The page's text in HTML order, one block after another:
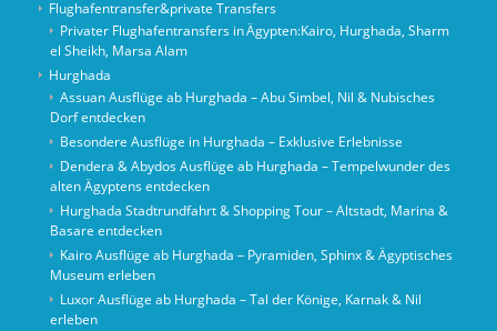
Flughafentransfer&private Transfers
Privater Flughafentransfers in Ägypten:Kairo, Hurghada, Sharm
el Sheikh, Marsa Alam
Hurghada
Assuan Ausflüge ab Hurghada – Abu Simbel, Nil & Nubisches
Dorf entdecken
Besondere Ausflüge in Hurghada – Exklusive Erlebnisse
Dendera & Abydos Ausflüge ab Hurghada – Tempelwunder des
alten Ägyptens entdecken
Hurghada Stadtrundfahrt & Shopping Tour – Altstadt, Marina &
Basare entdecken
Kairo Ausflüge ab Hurghada – Pyramiden, Sphinx & Ägyptisches
Museum erleben
Luxor Ausflüge ab Hurghada – Tal der Könige, Karnak & Nil
erleben